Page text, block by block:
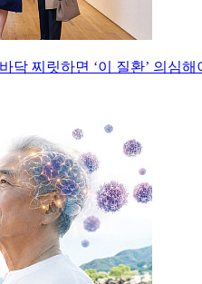
닥 찌릿하면 ‘이 질환’ 의심해